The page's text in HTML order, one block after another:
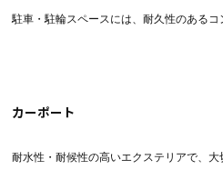
駐車・駐輪スペースには、耐久性のあるコ
カーポート
耐水性・耐候性の高いエクステリアで、大